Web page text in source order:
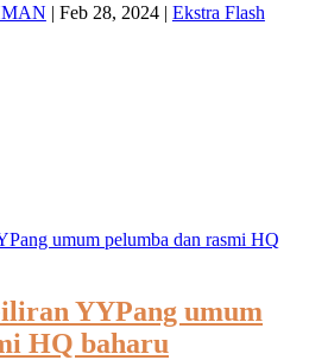
| Feb 28, 2024| Ekstra Flash
YYPang umum
HQ baharu